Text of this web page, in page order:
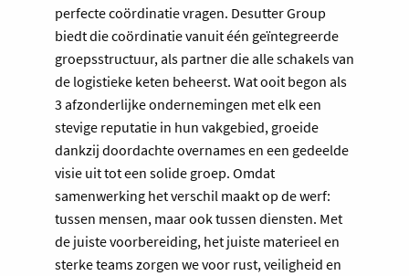
perfecte coördinatie vragen. Desutter Group
biedt die coördinatie vanuit één geïntegreerde
groepsstructuur, als partner die alle schakels van
de logistieke keten beheerst. Wat ooit begon als
3 afzonderlijke ondernemingen met elk een
stevige reputatie in hun vakgebied, groeide
dankzij doordachte overnames en een gedeelde
visie uit tot een solide groep. Omdat
samenwerking het verschil maakt op de werf:
tussen mensen, maar ook tussen diensten. Met
de juiste voorbereiding, het juiste materieel en
sterke teams zorgen we voor rust, veiligheid en